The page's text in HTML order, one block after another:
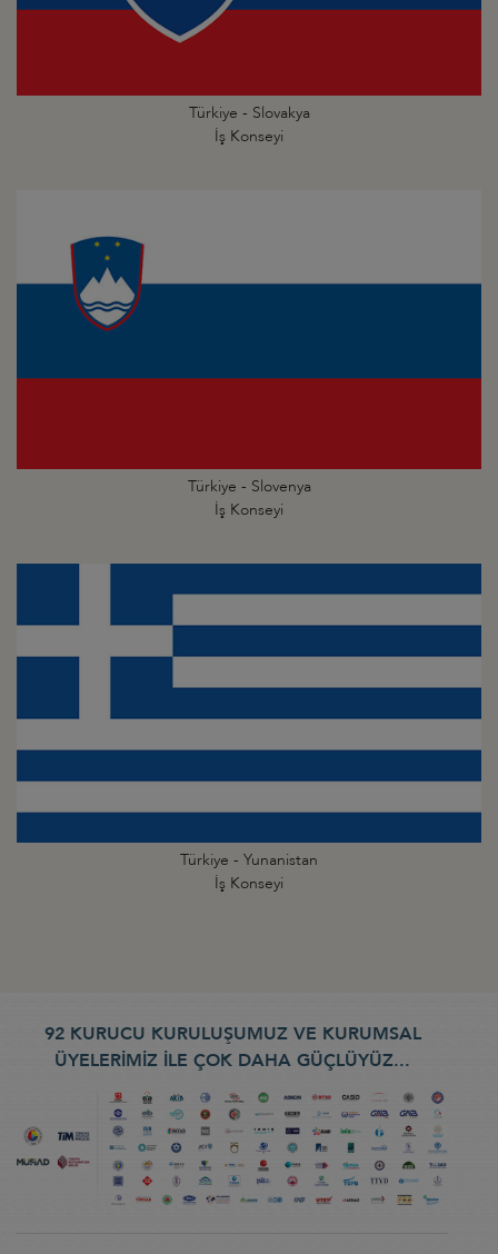
Türkiye - Slovakya
İş Konseyi
Türkiye - Slovenya
İş Konseyi
Türkiye - Yunanistan
İş Konseyi
92 KURUCU KURULUŞUMUZ VE KURUMSAL
ÜYELERİMİZ İLE ÇOK DAHA GÜÇLÜYÜZ...